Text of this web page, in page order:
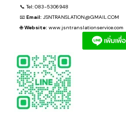
📞 Tel: 083-5306948
📧 Email: JSNTRANSLATION@GMAIL.COM
🌐Website: www.jsntranslationservice.com